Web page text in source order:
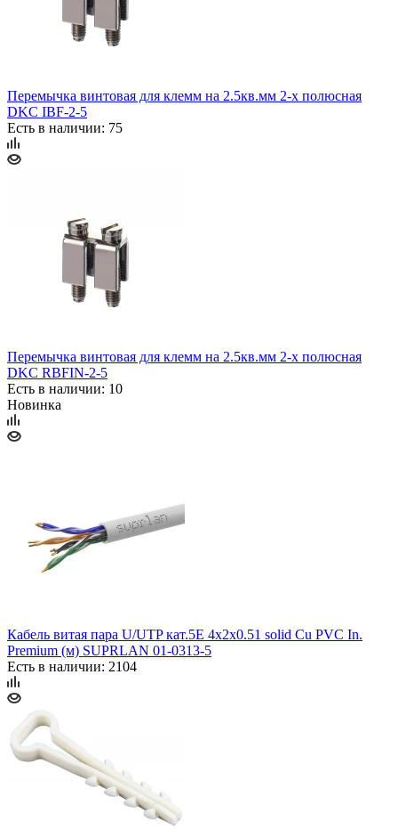
Перемычка винтовая для клемм на 2.5кв.мм 2-х полюсная
DKC IBF-2-5
Есть в наличии: 75
Перемычка винтовая для клемм на 2.5кв.мм 2-х полюсная
DKC RBFIN-2-5
Есть в наличии: 10
Новинка
Кабель витая пара U/UTP кат.5E 4x2x0.51 solid Cu PVC In.
Premium (м) SUPRLAN 01-0313-5
Есть в наличии: 2104